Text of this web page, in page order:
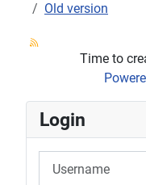
Old version
Time to
Login